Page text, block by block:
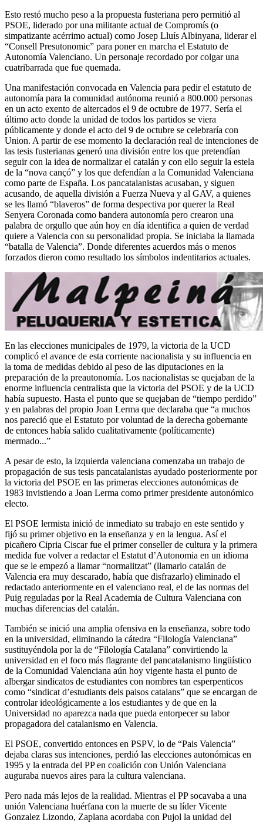
Esto restó mucho peso a la propuesta fusteriana pero permitió al
PSOE, liderado por una militante actual de Compromís (o
simpatizante acérrimo actual) como Josep Lluís Albinyana, liderar el
“Consell Presutonomic” para poner en marcha el Estatuto de
Autonomía Valenciano. Un personaje recordado por colgar una
cuatribarrada que fue quemada.
Una manifestación convocada en Valencia para pedir el estatuto de
autonomía para la comunidad autónoma reunió a 800.000 personas
en un acto exento de altercados el 9 de octubre de 1977. Sería el
último acto donde la unidad de todos los partidos se viera
públicamente y donde el acto del 9 de octubre se celebraría con
Union. A partir de ese momento la declaración real de intenciones de
las tesis fusterianas generó una división entre los que pretendían
seguir con la idea de normalizar el catalán y con ello seguir la estela
de la “nova cançó” y los que defendían a la Comunidad Valenciana
como parte de España. Los pancatalanistas acusaban, y siguen
acusando, de aquella división a Fuerza Nueva y al GAV, a quienes
se les llamó “blaveros” de forma despectiva por querer la Real
Senyera Coronada como bandera autonomía pero crearon una
palabra de orgullo que aún hoy en día identifica a quien de verdad
quiere a Valencia con su personalidad propia. Se iniciaba la llamada
“batalla de Valencia”. Donde diferentes acuerdos más o menos
forzados dieron como resultado los símbolos indentitarios actuales.
En las elecciones municipales de 1979, la victoria de la UCD
complicó el avance de esta corriente nacionalista y su influencia en
la toma de medidas debido al peso de las diputaciones en la
preparación de la preautonomía. Los nacionalistas se quejaban de la
enorme influencia centralista que la victoria del PSOE y de la UCD
había supuesto. Hasta el punto que se quejaban de “tiempo perdido”
y en palabras del propio Joan Lerma que declaraba que “a muchos
nos pareció que el Estatuto por voluntad de la derecha gobernante
de entonces había salido cualitativamente (políticamente)
mermado...”
A pesar de esto, la izquierda valenciana comenzaba un trabajo de
propagación de sus tesis pancatalanistas ayudado posteriormente por
la victoria del PSOE en las primeras elecciones autonómicas de
1983 invistiendo a Joan Lerma como primer presidente autonómico
electo.
El PSOE lermista inició de inmediato su trabajo en este sentido y
fijó su primer objetivo en la enseñanza y en la lengua. Así el
picañero Cipria Ciscar fue el primer conseller de cultura y la primera
medida fue volver a redactar el Estatut d’Autonomia en un idioma
que se le empezó a llamar “normalitzat” (llamarlo catalán de
Valencia era muy descarado, había que disfrazarlo) eliminado el
redactado anteriormente en el valenciano real, el de las normas del
Puig reguladas por la Real Academia de Cultura Valenciana con
muchas diferencias del catalán.
También se inició una amplia ofensiva en la enseñanza, sobre todo
en la universidad, eliminando la cátedra “Filología Valenciana”
sustituyéndola por la de “Filología Catalana” convirtiendo la
universidad en el foco más flagrante del pancatalanismo lingüístico
de la Comunidad Valenciana aún hoy vigente hasta el punto de
albergar sindicatos de estudiantes con nombres tan esperpenticos
como “sindicat d’estudiants dels paisos catalans” que se encargan de
controlar ideológicamente a los estudiantes y de que en la
Universidad no aparezca nada que pueda entorpecer su labor
propagadora del catalanismo en Valencia.
El PSOE, convertido entonces en PSPV, lo de “Pais Valencia”
dejaba claras sus intenciones, perdió las elecciones autonómicas en
1995 y la entrada del PP en coalición con Unión Valenciana
auguraba nuevos aires para la cultura valenciana.
Pero nada más lejos de la realidad. Mientras el PP socavaba a una
unión Valenciana huérfana con la muerte de su líder Vicente
Gonzalez Lizondo, Zaplana acordaba con Pujol la unidad del